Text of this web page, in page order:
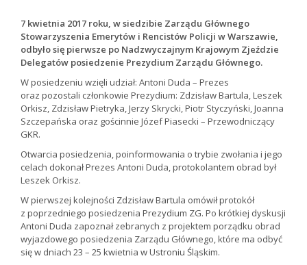
7 kwietnia 2017 roku, w siedzibie Zarządu Głównego
Stowarzyszenia Emerytów i Rencistów Policji w Warszawie,
odbyło się pierwsze po Nadzwyczajnym Krajowym Zjeździe
Delegatów posiedzenie Prezydium Zarządu Głównego.
W posiedzeniu wzięli udział: Antoni Duda – Prezes
oraz pozostali członkowie Prezydium: Zdzisław Bartula, Leszek
Orkisz, Zdzisław Pietryka, Jerzy Skrycki, Piotr Styczyński, Joanna
Szczepańska oraz gościnnie Józef Piasecki – Przewodniczący
GKR.
Otwarcia posiedzenia, poinformowania o trybie zwołania i jego
celach dokonał Prezes Antoni Duda, protokolantem obrad był
Leszek Orkisz.
W pierwszej kolejności Zdzisław Bartula omówił protokół
z poprzedniego posiedzenia Prezydium ZG. Po krótkiej dyskusji
Antoni Duda zapoznał zebranych z projektem porządku obrad
wyjazdowego posiedzenia Zarządu Głównego, które ma odbyć
się w dniach 23 – 25 kwietnia w Ustroniu Śląskim.